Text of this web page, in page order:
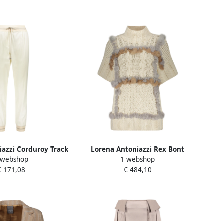
Corduroy Track
taille Beige
171,08
Lorena Antoniazzi Rex Bont
Coltrui Trui Beige Dames
1 webshop
€ 484,10